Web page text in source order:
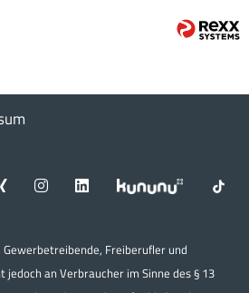
Freiberufler und
an Verbraucher im Sinne des § 13